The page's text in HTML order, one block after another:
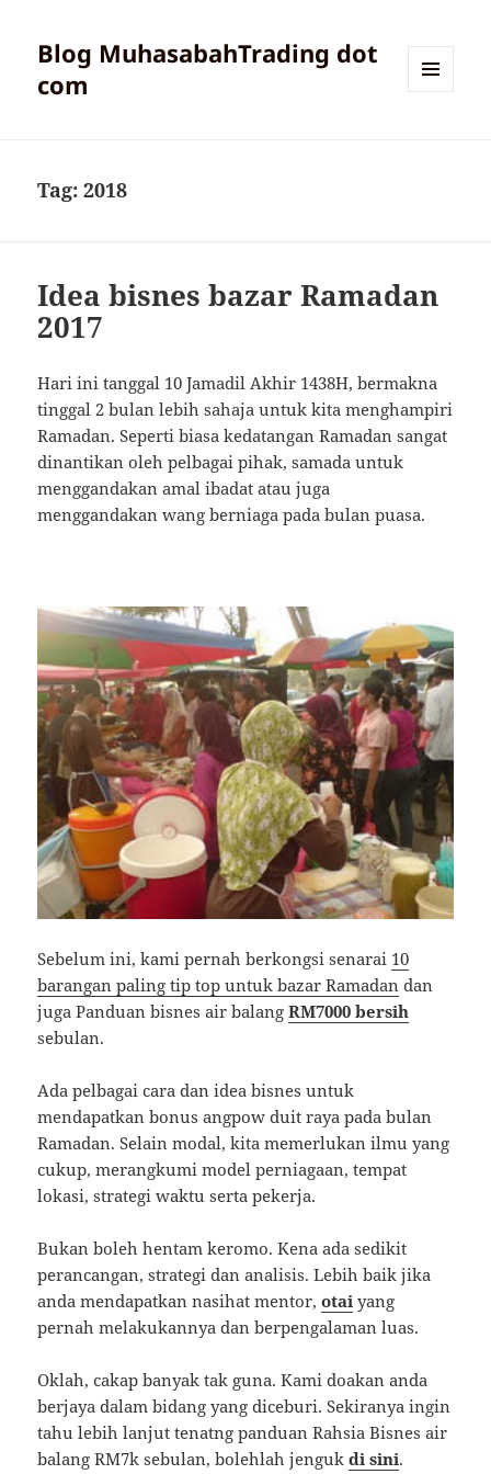
Blog MuhasabahTrading dot
com
Tag:2018
Idea bisnes bazar Ramadan
2017
Hari ini tanggal 10 Jamadil Akhir 1438H, bermakna
tinggal 2 bulan lebih sahaja untuk kita menghampiri
Ramadan. Seperti biasa kedatangan Ramadan sangat
dinantikan oleh pelbagai pihak, samada untuk
menggandakan amal ibadat atau juga
menggandakan wang berniaga pada bulan puasa.
Sebelum ini, kami pernah berkongsi senarai 10
barangan paling tip top untuk bazar Ramadan dan
juga Panduan bisnes air balangRM7000 bersih
sebulan.
Ada pelbagai cara dan idea bisnes untuk
mendapatkan bonus angpow duit raya pada bulan
Ramadan. Selain modal, kita memerlukan ilmu yang
cukup, merangkumi model perniagaan, tempat
lokasi, strategi waktu serta pekerja.
Bukan boleh hentam keromo. Kena ada sedikit
perancangan, strategi dan analisis. Lebih baik jika
anda mendapatkan nasihat mentor,otai yang
pernah melakukannya dan berpengalaman luas.
Oklah, cakap banyak tak guna. Kami doakan anda
berjaya dalam bidang yang diceburi. Sekiranya ingin
tahu lebih lanjut tenatng panduan Rahsia Bisnes air
balang RM7k sebulan, bolehlah jengukdi sini.